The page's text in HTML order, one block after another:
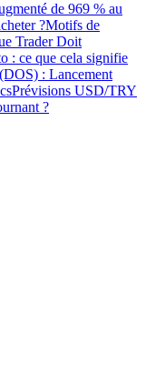
compétitives
de 969 % au
?Motifs de
Trader Doit
: ce que cela signifie
: Lancement
Prévisions USD/TRY
?